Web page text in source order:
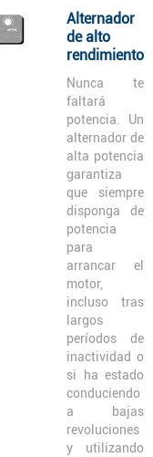
Alternador
de alto
rendimiento
Nunca te
faltará
potencia. Un
alternador de
alta potencia
garantiza
que siempre
disponga de
potencia
para
arrancar el
motor,
incluso tras
largos
períodos de
inactividad o
si ha estado
conduciendo
a bajas
revoluciones
y utilizando